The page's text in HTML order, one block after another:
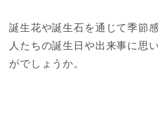
誕生花や誕生石を通じて季節
人たちの誕生日や出来事に思
がでしょうか。